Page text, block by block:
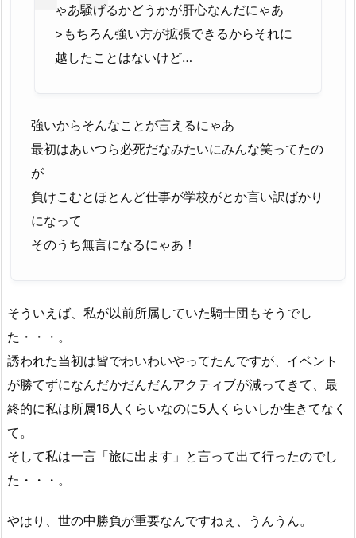
ゃあ騒げるかどうかが肝心なんだにゃあ
>もちろん強い方が拡張できるからそれに
越したことはないけど…
強いからそんなことが言えるにゃあ
最初はあいつら必死だなみたいにみんな笑ってたの
が
負けこむとほとんど仕事が学校がとか言い訳ばかり
になって
そのうち無言になるにゃあ！
そういえば、私が以前所属していた騎士団もそうでし
た・・・。
誘われた当初は皆でわいわいやってたんですが、イベント
が勝てずになんだかだんだんアクティブが減ってきて、最
終的に私は所属16人くらいなのに5人くらいしか生きてなく
て。
そして私は一言「旅に出ます」と言って出て行ったのでし
た・・・。
やはり、世の中勝負が重要なんですねぇ、うんうん。